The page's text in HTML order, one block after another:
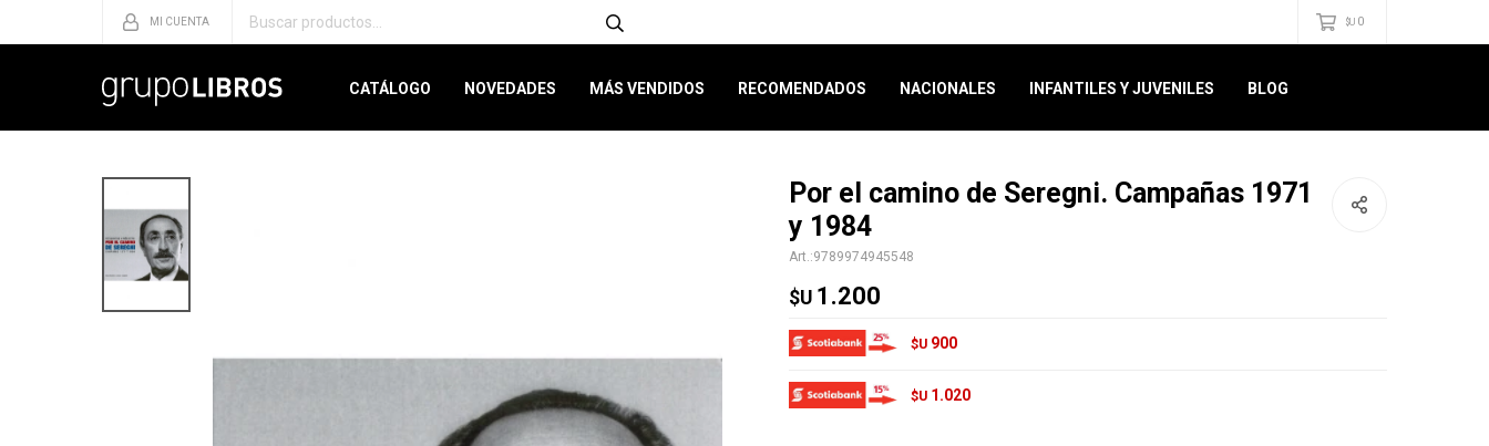
CATÁLOGO NOVEDADES MÁS VENDIDOS RECOMENDADOS NACIONALES INFANTILES Y JUVENILES BLOG
$U 0
Por el camino de Seregni. Campañas 1971
y 1984
9789974945548
$U 1.200
$U 900
$U 1.020